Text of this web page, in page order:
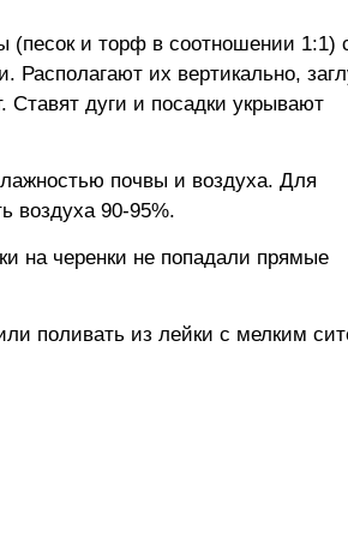
и торф в соотношении 1:1)
их вертикально,
Ставят дуги и посадки укрывают
почвы и воздуха. Для
воздуха 90-95%.
на черенки не попадали прямые
поливать из лейки с мелким